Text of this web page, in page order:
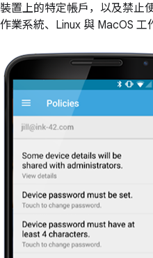
裝置上的特定帳戶，以及禁止
作業系統、Linux 與 MacOS 工